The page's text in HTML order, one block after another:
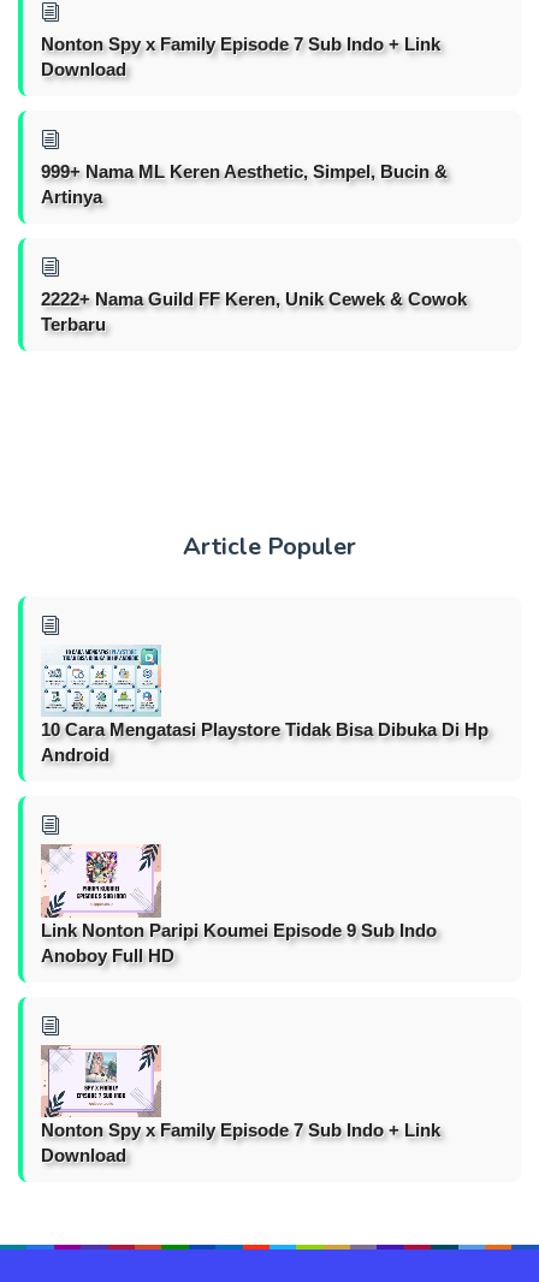
Nonton Spy x Family Episode 7 Sub Indo + Link
Download
999+ Nama ML Keren Aesthetic, Simpel, Bucin &
Artinya
2222+ Nama Guild FF Keren, Unik Cewek & Cowok
Terbaru
Article Populer
10 Cara Mengatasi Playstore Tidak Bisa Dibuka Di Hp
Android
Link Nonton Paripi Koumei Episode 9 Sub Indo
Anoboy Full HD
Nonton Spy x Family Episode 7 Sub Indo + Link
Download